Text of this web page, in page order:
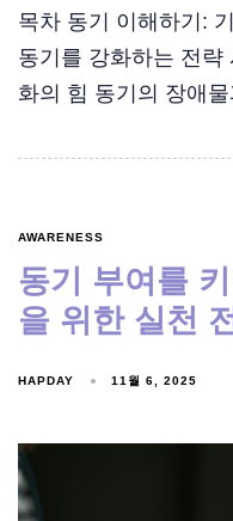
목차 동기 이해하기:
동기를 강화하는 전략
화의 힘 동기의 장애
AWARENESS
동기 부여를
을 위한 실천
HAPDAY 11월 6, 2025